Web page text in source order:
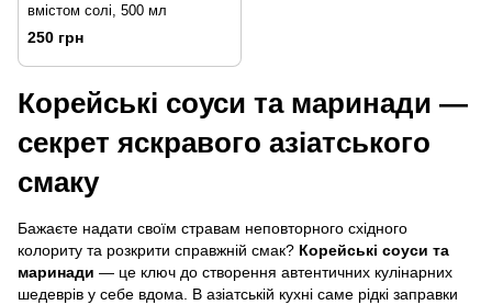
вмістом солі, 500 мл
250 грн
Корейські соуси та маринади —
секрет яскравого азіатського
смаку
Бажаєте надати своїм стравам неповторного східного
колориту та розкрити справжній смак? Корейські соуси та
маринади — це ключ до створення автентичних кулінарних
шедеврів у себе вдома. В азіатській кухні саме рідкі заправки